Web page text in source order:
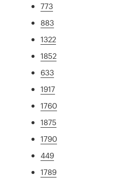
773
883
1322
1852
633
1917
1760
1875
1790
449
1789